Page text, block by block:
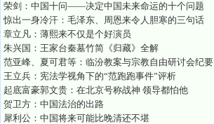
荣剑：中国十问——决定中国未来命运的十个问题
惊出一身冷汗：毛泽东、周恩来令人胆寒的三句话
章立凡：薄熙来不仅是个好演员
朱兴国：王家台秦墓竹简《归藏》全解
范亚峰、夏可君等：临汾教案与宗教自由研讨会纪要
王立兵：宪法学视角下的“范跑跑事件”评析
起底富豪郭文贵：在北京号称战神 领导都怕他
贺卫方：中国法治的出路
犀利公：中国将来可能比晚清还不堪